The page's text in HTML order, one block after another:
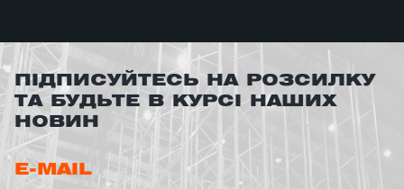
ПІДПИСУЙТЕСЬ НА РОЗСИЛКУ
ТА БУДЬТЕ В КУРСІ НАШИХ
НОВИН
E-MAIL